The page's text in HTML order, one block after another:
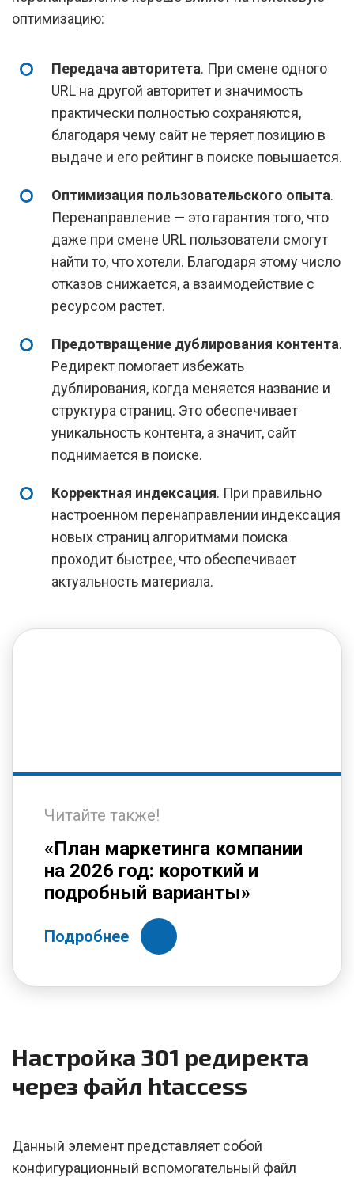
оптимизацию:
Передача авторитета. При смене одного
URL на другой авторитет и значимость
практически полностью сохраняются,
благодаря чему сайт не теряет позицию в
выдаче и его рейтинг в поиске повышается.
Оптимизация пользовательского опыта.
Перенаправление — это гарантия того, что
даже при смене URL пользователи смогут
найти то, что хотели. Благодаря этому число
отказов снижается, а взаимодействие с
ресурсом растет.
Предотвращение дублирования контента.
Редирект помогает избежать
дублирования, когда меняется название и
структура страниц. Это обеспечивает
уникальность контента, а значит, сайт
поднимается в поиске.
Корректная индексация. При правильно
настроенном перенаправлении индексация
новых страниц алгоритмами поиска
проходит быстрее, что обеспечивает
актуальность материала.
Читайте также!
«План маркетинга компании
на 2026 год: короткий и
подробный варианты»
Подробнее
Настройка 301 редиректа
через файл htaccess
Данный элемент представляет собой
конфигурационный вспомогательный файл